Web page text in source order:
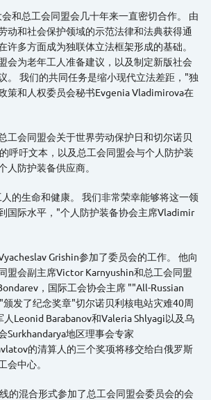
和总工会同盟会几十年来一直密切合作。 由
动和社会保护领域的示范法律和法典获得通
许多方面成为独联体立法框架形成的基础。
会为老年工人准备建议，以及制定新版社会
。 我们的共同任务是缩小现代立法差距，"独
策和人权委员会秘书Evgenia Vladimirova在
工会同盟会关于世界劳动保护日和切尔诺贝
呼吁文本，以及总工会同盟会与个人防护装
人防护装备供应商。
的生命和健康。 我们非常荣幸能够将这一领
国际水平，"个人防护装备协会主席Vladimir
Grishin参加了委员会的工作。 他向
盟会副主席Victor Karnyushin和总工会同盟
，国际工会协会主席 ""All-Russian
发了纪念奖章"切尔诺贝利核电站灾难40周
Leonid Barabanov和Valeria Shlyagi以及乌
Surkhandarya地区理事会专家
的清算人的三个奖项将移交给白俄罗斯
会中心。
的混合形式参加了总工会同盟会委员会的会